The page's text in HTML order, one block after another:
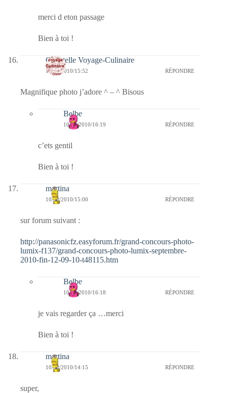
merci d eton passage
Bien à toi !
Christelle Voyage-Culinaire
10/08/2010/15:52 RÉPONDRE
Magnifique photo j’adore ^ – ^ Bisous
Belbe
10/08/2010/16:19 RÉPONDRE
c’ets gentil
Bien à toi !
martina
10/08/2010/15:00 RÉPONDRE
sur forum suivant :
http://panasonicfz.easyforum.fr/grand-concours-photo-
lumix-f137/grand-concours-photo-lumix-septembre-
2010-fin-12-09-10-t48115.htm
Belbe
10/08/2010/16:18 RÉPONDRE
je vais regarder ça …merci
Bien à toi !
martina
10/08/2010/14:15 RÉPONDRE
super,